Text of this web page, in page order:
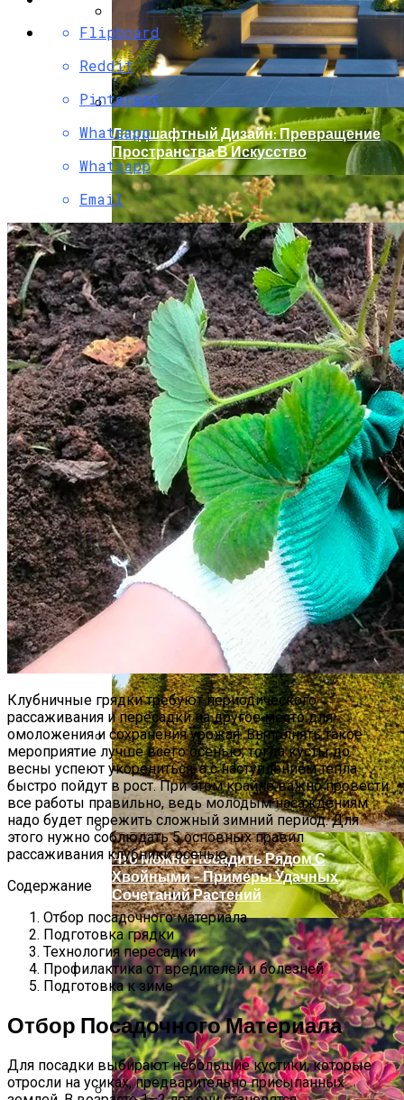
Секреты Позднего Посева Огурцов
«Скорая Помощь» Для Огурцов:
Профилактика И Лечение Болезней
Чем Подкормить Лук
Ландшафтный Дизайн: Превращение
Пространства В Искусство
Какие Цветы Украсят Альпинарий?
Что Можно Посадить Рядом С
Хвойными – Примеры Удачных
Сочетаний Растений
Flipboard
Reddit
Pinterest
Whatsapp
Whatsapp
Email
Клубничные грядки требуют периодического
рассаживания и пересадки на другое место для
омоложения и сохранения урожая. Выполнять такое
мероприятие лучше всего осенью, тогда кусты до
весны успеют укорениться, а с наступлением тепла
быстро пойдут в рост. При этом крайне важно провести
все работы правильно, ведь молодым насаждениям
надо будет пережить сложный зимний период. Для
этого нужно соблюдать 5 основных правил
рассаживания клубники осенью.
Содержание
Отбор посадочного материала
Подготовка грядки
Технология пересадки
Профилактика от вредителей и болезней
Подготовка к зиме
Отбор Посадочного Материала
Для посадки выбирают небольшие кустики, которые
отросли на усиках, предварительно присыпанных